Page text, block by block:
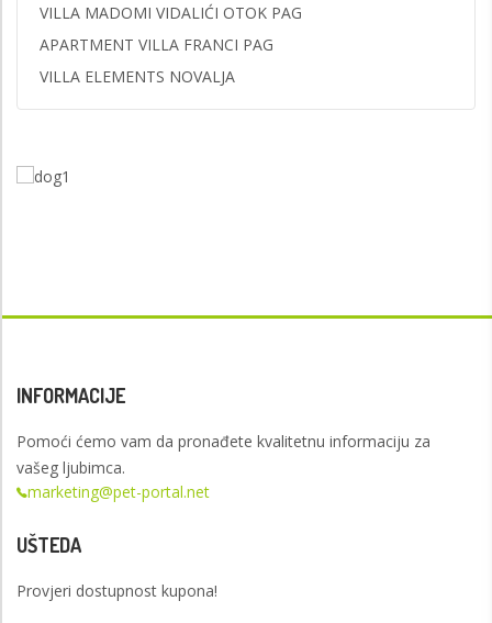
VILLA MADOMI VIDALIĆI OTOK PAG
APARTMENT VILLA FRANCI PAG
VILLA ELEMENTS NOVALJA
INFORMACIJE
Pomoći ćemo vam da pronađete kvalitetnu informaciju za
vašeg ljubimca.
marketing@pet-portal.net
UŠTEDA
Provjeri dostupnost kupona!